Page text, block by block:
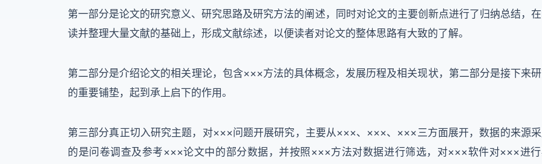
第一部分是论文的研究意义、研究思路及研究方法的阐述，同时对论文的主要创新点进行了归纳总结，在
读并整理大量文献的基础上，形成文献综述，以便读者对论文的整体思路有大致的了解。
第二部分是介绍论文的相关理论，包含×××方法的具体概念，发展历程及相关现状，第二部分是接下来
的重要铺垫，起到承上启下的作用。
第三部分真正切入研究主题，对×××问题开展研究，主要从×××、×××、×××三方面展开，数据的来源采
的是问卷调查及参考×××论文中的部分数据，并按照×××方法对数据进行筛选，对×××软件对×××进行